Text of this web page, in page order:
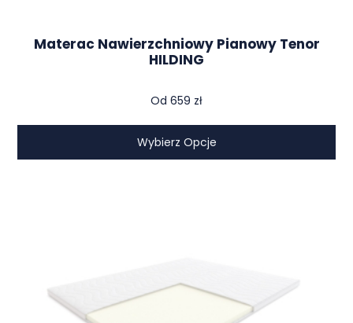
Materac Nawierzchniowy Pianowy Tenor
HILDING
Od 659 zł
Wybierz Opcje